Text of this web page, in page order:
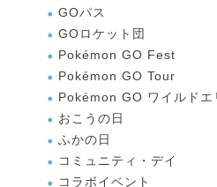
GOパス
GOロケット団
Pokémon GO Fest
Pokémon GO Tour
Pokémon GO ワイルドエ
おこうの日
ふかの日
コミュニティ・デイ
コラボイベント